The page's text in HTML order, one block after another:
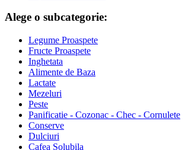
Alege o subcategorie:
Legume Proaspete
Fructe Proaspete
Inghetata
Alimente de Baza
Lactate
Mezeluri
Peste
Panificatie - Cozonac - Chec - Cornulete
Conserve
Dulciuri
Cafea Solubila